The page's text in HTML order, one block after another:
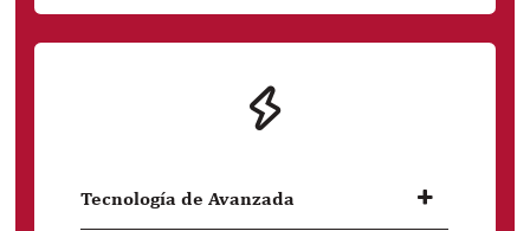
Somos la universidad líder en carreras de
Ciencias de la Vida y la Salud, según el
Tecnología de Avanzada